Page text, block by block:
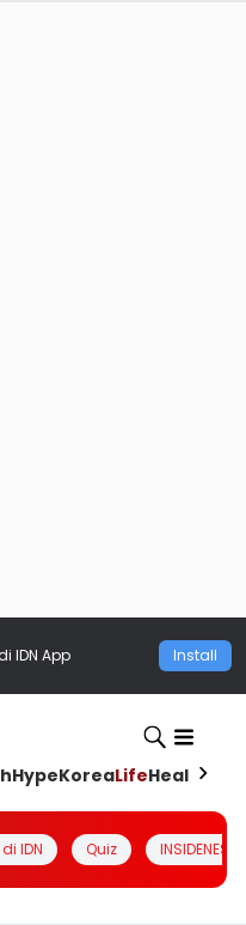
IDN App Install
HypeKoreaLifeHealth
IDN Quiz INSIDENESIA